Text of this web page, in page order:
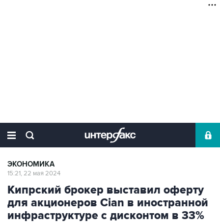
ЭКОНОМИКА
15:21, 22 мая 2024
Кипрский брокер выставил оферту
для акционеров Cian в иностранной
инфраструктуре с дисконтом в 33%